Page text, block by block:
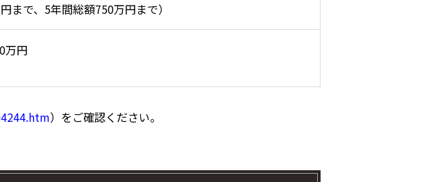
で、5年間総額750万円まで）
万円
）をご確認ください。